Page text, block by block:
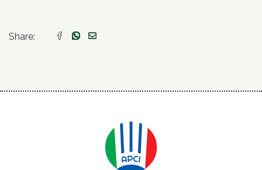
Share: